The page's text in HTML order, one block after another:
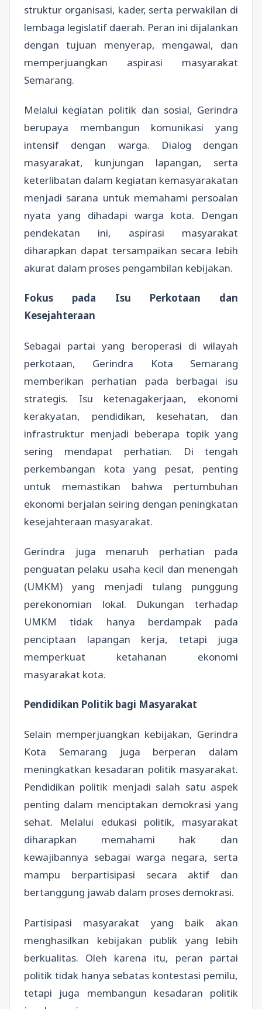
struktur organisasi, kader, serta perwakilan di
lembaga legislatif daerah. Peran ini dijalankan
dengan tujuan menyerap, mengawal, dan
memperjuangkan aspirasi masyarakat
Semarang.
Melalui kegiatan politik dan sosial, Gerindra
berupaya membangun komunikasi yang
intensif dengan warga. Dialog dengan
masyarakat, kunjungan lapangan, serta
keterlibatan dalam kegiatan kemasyarakatan
menjadi sarana untuk memahami persoalan
nyata yang dihadapi warga kota. Dengan
pendekatan ini, aspirasi masyarakat
diharapkan dapat tersampaikan secara lebih
akurat dalam proses pengambilan kebijakan.
Fokus pada Isu Perkotaan dan
Kesejahteraan
Sebagai partai yang beroperasi di wilayah
perkotaan, Gerindra Kota Semarang
memberikan perhatian pada berbagai isu
strategis. Isu ketenagakerjaan, ekonomi
kerakyatan, pendidikan, kesehatan, dan
infrastruktur menjadi beberapa topik yang
sering mendapat perhatian. Di tengah
perkembangan kota yang pesat, penting
untuk memastikan bahwa pertumbuhan
ekonomi berjalan seiring dengan peningkatan
kesejahteraan masyarakat.
Gerindra juga menaruh perhatian pada
penguatan pelaku usaha kecil dan menengah
(UMKM) yang menjadi tulang punggung
perekonomian lokal. Dukungan terhadap
UMKM tidak hanya berdampak pada
penciptaan lapangan kerja, tetapi juga
memperkuat ketahanan ekonomi
masyarakat kota.
Pendidikan Politik bagi Masyarakat
Selain memperjuangkan kebijakan, Gerindra
Kota Semarang juga berperan dalam
meningkatkan kesadaran politik masyarakat.
Pendidikan politik menjadi salah satu aspek
penting dalam menciptakan demokrasi yang
sehat. Melalui edukasi politik, masyarakat
diharapkan memahami hak dan
kewajibannya sebagai warga negara, serta
mampu berpartisipasi secara aktif dan
bertanggung jawab dalam proses demokrasi.
Partisipasi masyarakat yang baik akan
menghasilkan kebijakan publik yang lebih
berkualitas. Oleh karena itu, peran partai
politik tidak hanya sebatas kontestasi pemilu,
tetapi juga membangun kesadaran politik